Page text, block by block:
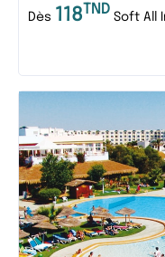
Dès 118 TND Soft All